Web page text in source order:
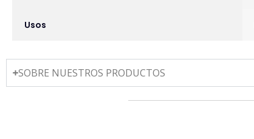
Usos
SOBRE NUESTROS PRODUCTOS